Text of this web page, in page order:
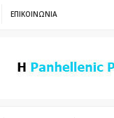
ΕΠΙΚΟΙΝΩΝΙΑ